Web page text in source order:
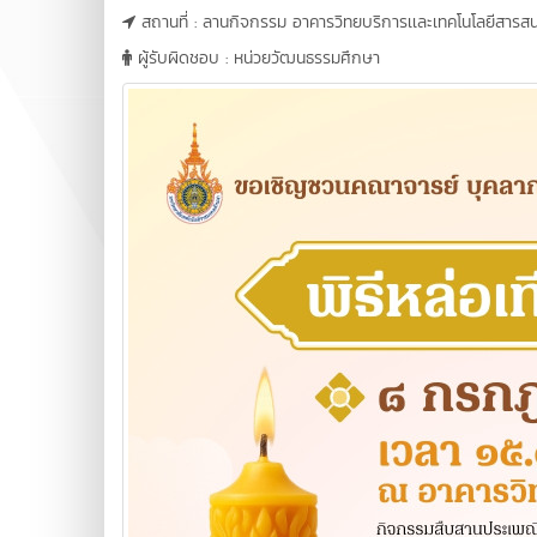
สถานที่ : ลานกิจกรรม อาคารวิทยบริการเเละเทคโนโลยีสารส
ผู้รับผิดชอบ : หน่วยวัฒนธรรมศึกษา